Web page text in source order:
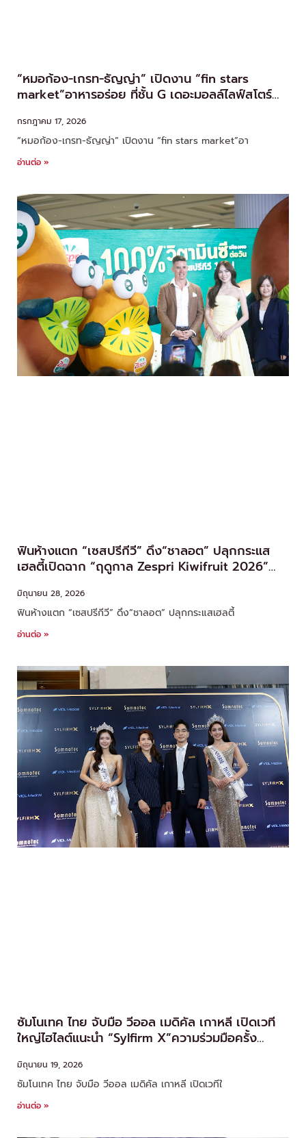
“หมอก้อง-เกรท-ธัญญ่า” เปิดงาน “fin stars
market”อาหารอร่อย ที่ชั้น G เดอะมอลล์ไลฟ์สโตร์
กรกฎาคม 17, 2026
“หมอก้อง-เกรท-ธัญญ่า” เปิดงาน “fin stars market”อา
อ่านต่อ »
ฟินห้างแตก “เซสปรีกีวี” ดึง“ชาลอต” ปลุกกระแส
เฮลตี้เปิดฉาก “ฤดูกาล Zespri Kiwifruit 2026”
มิถุนายน 28, 2026
ฟินห้างแตก “เซสปรีกีวี” ดึง“ชาลอต” ปลุกกระแสเฮลตี้
อ่านต่อ »
ซัมโนเทค ไทย จับมือ วีออล เมดิคัล เกาหลี เปิดเวที
ใหญ่ไฮไลต์แนะนำ “Sylfirm X”ความร่วมมือครั้ง
มิถุนายน 19, 2026
ซัมโนเทค ไทย จับมือ วีออล เมดิคัล เกาหลี เปิดเวทีใ
อ่านต่อ »